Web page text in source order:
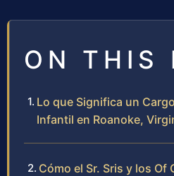
ON THIS
Lo que Significa un
Infantil en Roanoke,
Cómo el Sr. Sris y los Of